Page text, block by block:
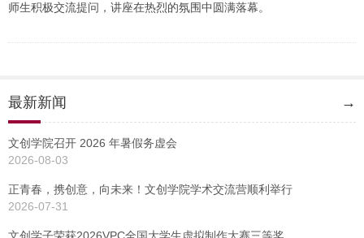
师生积极交流提问，讲座在热烈的氛围中圆满落幕。
最新新闻 →
文创学院召开 2026 年暑假务虚会
2026-08-03
正青春，携创意，向未来！文创学院学术交流营顺利举行
2026-07-31